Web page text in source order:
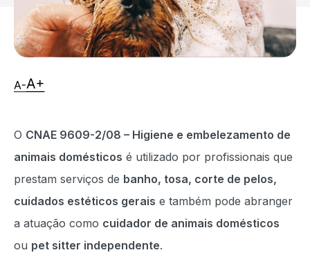
O CNAE 9609-2/08 – Higiene e embelezamento de
animais domésticos é utilizado por profissionais que
prestam serviços de banho, tosa, corte de pelos,
cuidados estéticos gerais e também pode abranger
a atuação como cuidador de animais domésticos
ou pet sitter independente.